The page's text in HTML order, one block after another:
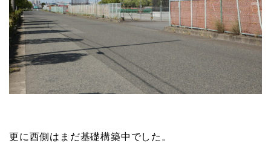
更に西側はまだ基礎構築中でした。